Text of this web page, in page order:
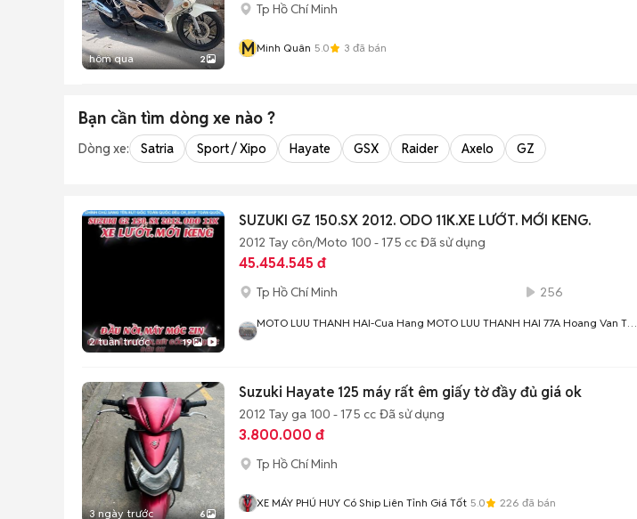
hôm qua 2
Tp Hồ Chí Minh
MMinh Quân 5.0 3 đã bán
Bạn cần tìm dòng xe nào ?
Dòng xe: Satria Sport / Xipo Hayate GSX Raider Axelo GZ
2 tuần trước 19
SUZUKI GZ 150.SX 2012. ODO 11K.XE LƯỚT. MỚI KENG.
2012 Tay côn/Moto 100 - 175 cc Đã sử dụng
45.454.545 đ
Tp Hồ Chí Minh 256
MOTO LUU THANH HAI-Cua Hang MOTO LUU THANH HAI 77A Hoang Van Thu
3 ngày trước 6
Suzuki Hayate 125 máy rất êm giấy tờ đầy đủ giá ok
2012 Tay ga 100 - 175 cc Đã sử dụng
3.800.000 đ
Tp Hồ Chí Minh
XE MÁY PHÚ HUY Có Ship Liên Tỉnh Giá Tốt 5.0 226 đã bán